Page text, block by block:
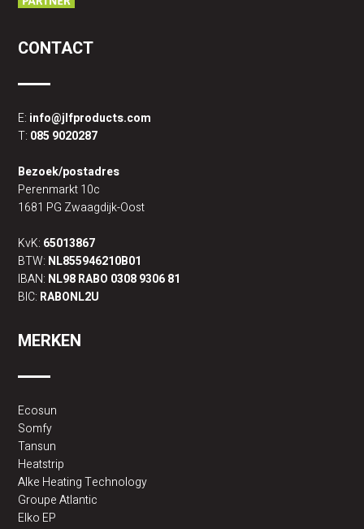
CONTACT
E: info@jlfproducts.com
T: 085 9020287
Bezoek/postadres
Perenmarkt 10c
1681 PG Zwaagdijk-Oost
KvK: 65013867
BTW: NL855946210B01
IBAN: NL98 RABO 0308 9306 81
BIC: RABONL2U
MERKEN
Ecosun
Somfy
Tansun
Heatstrip
Alke Heating Technology
Groupe Atlantic
Elko EP